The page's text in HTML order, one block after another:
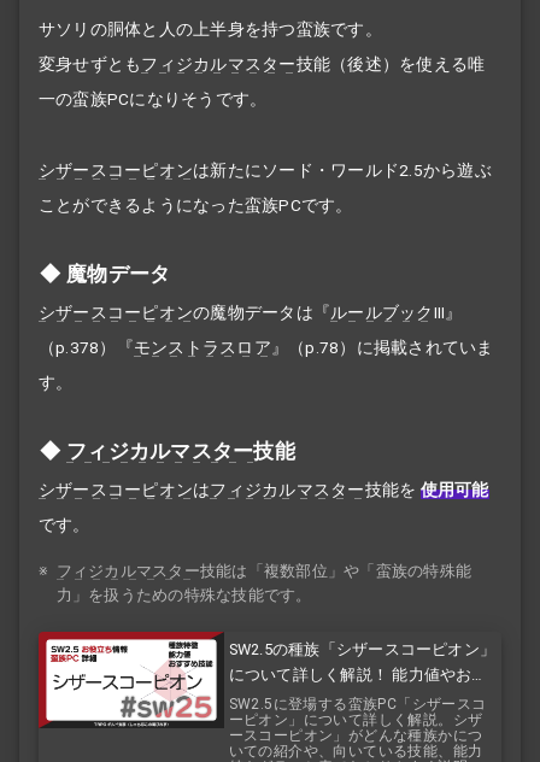
サソリの胴体と人の上半身を持つ蛮族です。
変身せずともフィジカルマスター技能（後述）を使える唯
一の蛮族PCになりそうです。
シザースコーピオンは新たにソード・ワールド2.5から遊ぶ
ことができるようになった蛮族PCです。
魔物データ
シザースコーピオンの魔物データは『ルールブックIII』
（p.378）『モンストラスロア 』（p.78）に掲載されていま
す。
フィジカルマスター技能
シザースコーピオンはフィジカルマスター技能を 使用可能
です。
※ フィジカルマスター技能は「複数部位」や「蛮族の特殊能
力」を扱うための特殊な技能です。
SW2.5の種族「シザースコーピオン」
について詳しく解説！ 能力値やおす
すめ技能などを紹介！ 『バルバロス
レイジ』『バルバロスサーガ』
SW2.5に登場する蛮族PC「シザースコ
ーピオン」について詳しく解説。シザ
ースコーピオン」がどんな種族かにつ
いての紹介や、向いている技能、能力